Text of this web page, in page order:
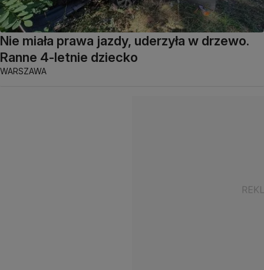
Nie miała prawa jazdy, uderzyła w drzewo.
Ranne 4-letnie dziecko
WARSZAWA